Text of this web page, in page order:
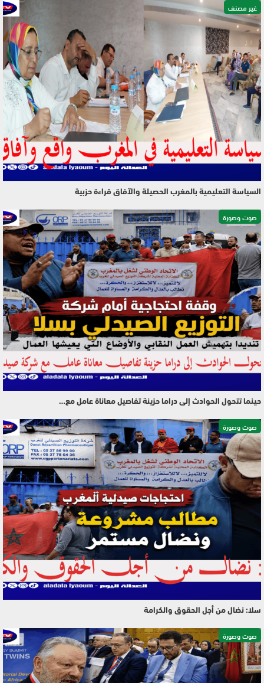
غير مصنف
السياسة التعليمية بالمغرب الحصيلة والآفاق قراءة حزبية
صوت وصورة
حينما تتحول الحوادث إلى دراما حزينة تفاصيل معاناة عامل مع…
صوت وصورة
سلا: نضال من أجل الحقوق والكرامة
صوت وصورة